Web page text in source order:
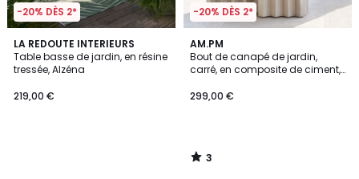
-20% DÈS 2*
LA REDOUTE INTERIEURS
Table basse de jardin, en résine
tressée, Alzéna
219,00 €
-20% DÈS 2*
AM.PM
Bout de canapé de jardin,
carré, en composite de ciment,
299,00 €
3
/
5
3
/